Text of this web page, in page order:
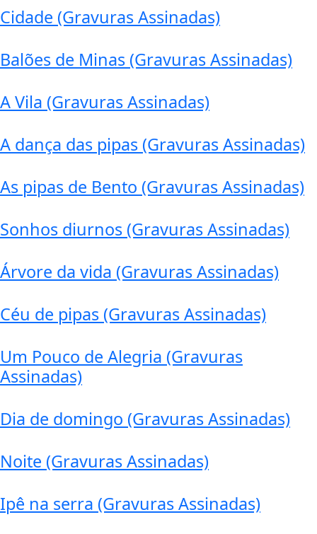
Cidade (Gravuras Assinadas)
Balões de Minas (Gravuras Assinadas)
A Vila (Gravuras Assinadas)
A dança das pipas (Gravuras Assinadas)
As pipas de Bento (Gravuras Assinadas)
Sonhos diurnos (Gravuras Assinadas)
Árvore da vida (Gravuras Assinadas)
Céu de pipas (Gravuras Assinadas)
Um Pouco de Alegria (Gravuras
Assinadas)
Dia de domingo (Gravuras Assinadas)
Noite (Gravuras Assinadas)
Ipê na serra (Gravuras Assinadas)